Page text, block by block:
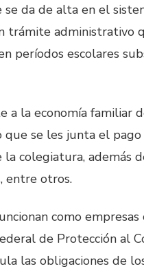
da de alta en el
trámite administrativo
períodos escolares
a la economía familiar
se les junta el pago
colegiatura, además
entre otros.
como empresas
de Protección al
las obligaciones de